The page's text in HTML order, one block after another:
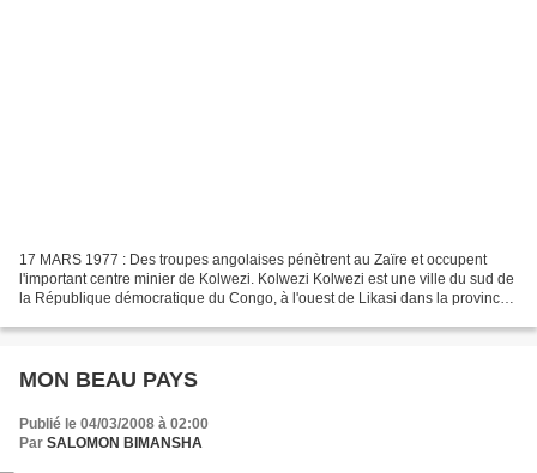
17 MARS 1977 : Des troupes angolaises pénètrent au Zaïre et occupent
l'important centre minier de Kolwezi. Kolwezi Kolwezi est une ville du sud de
la République démocratique du Congo, à l'ouest de Likasi dans la province
MON BEAU PAYS
Publié le 04/03/2008 à 02:00
Par SALOMON BIMANSHA